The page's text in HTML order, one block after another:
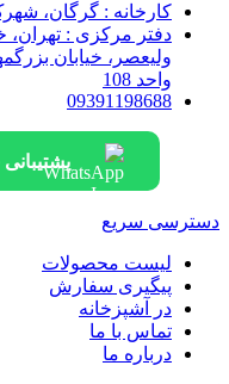
کارخانه : گرگان،
دفتر مرکزی : تهران،
واحد 108
09391198688
پشتیبانی
دسترسی سریع
لیست محصولات
پیگیری سفارش
در آشپزخانه
تماس با ما
درباره ما